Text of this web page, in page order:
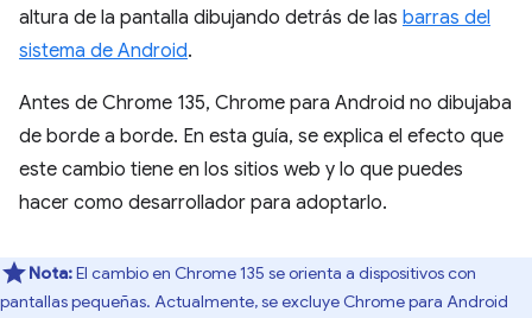
altura de la pantalla dibujando detrás de las barras del
sistema de Android.
Antes de Chrome 135, Chrome para Android no dibujaba
de borde a borde. En esta guía, se explica el efecto que
este cambio tiene en los sitios web y lo que puedes
hacer como desarrollador para adoptarlo.
Nota:El cambio en Chrome 135 se orienta a dispositivos con
pantallas pequeñas. Actualmente, se excluye Chrome para Android